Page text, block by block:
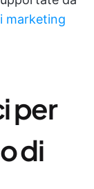
marketing
per
di